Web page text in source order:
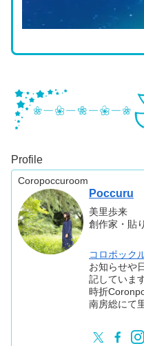
Profile
Coropoccuroom
Poccuru
美里歩来
創作家・貼
コロポック
お知らせや
記しています
時折
南房総にて